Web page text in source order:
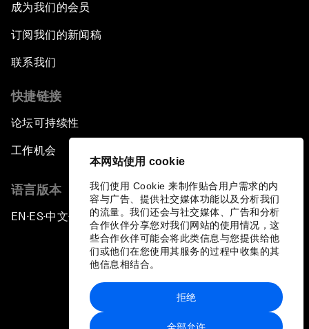
本网站使用 cookie
我们使用 Cookie 来制作贴合用户需求的内
容与广告、提供社交媒体功能以及分析我们
的流量。我们还会与社交媒体、广告和分析
合作伙伴分享您对我们网站的使用情况，这
些合作伙伴可能会将此类信息与您提供给他
们或他们在您使用其服务的过程中收集的其
他信息相结合。
全部允许
拒绝
成为我们的会员
订阅我们的新闻稿
联系我们
快捷链接
论坛可持续性
工作机会
语言版本
EN ▪ ES▪中文▪ 日本語